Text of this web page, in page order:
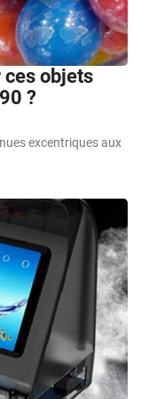
ces objets
?
excentriques aux